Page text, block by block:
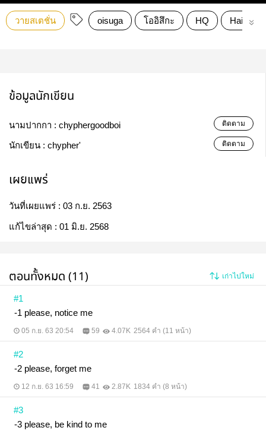
วายสเตชั่น oisuga โออิสึกะ HQ Haikyuu
ข้อมูลนักเขียน
นามปากกา : chyphergoodboi ติดตาม
นักเขียน : chypher' ติดตาม
เผยแพร่
วันที่เผยแพร่ : 03 ก.ย. 2563
แก้ไขล่าสุด : 01 มิ.ย. 2568
ตอนทั้งหมด (11) เก่าไปใหม่
#1
-1 please, notice me
05 ก.ย. 63 20:54 59 4.07K 2564 คำ (11 หน้า)
#2
-2 please, forget me
12 ก.ย. 63 16:59 41 2.87K 1834 คำ (8 หน้า)
#3
-3 please, be kind to me